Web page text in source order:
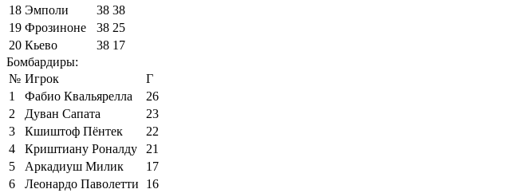
18 Эмполи 38 38
19 Фрозиноне 38 25
20 Кьево 38 17
Бомбардиры:
№ Игрок
Г
1
Фабио Квальярелла
26
2
Дуван Сапата
23
3
Кшиштоф Пёнтек
22
4
Криштиану Роналду
21
5
Аркадиуш Милик
17
6
Леонардо Паволетти
16